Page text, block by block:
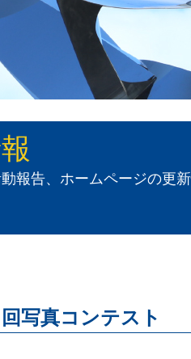
報告、ホームページの更
写真コンテスト